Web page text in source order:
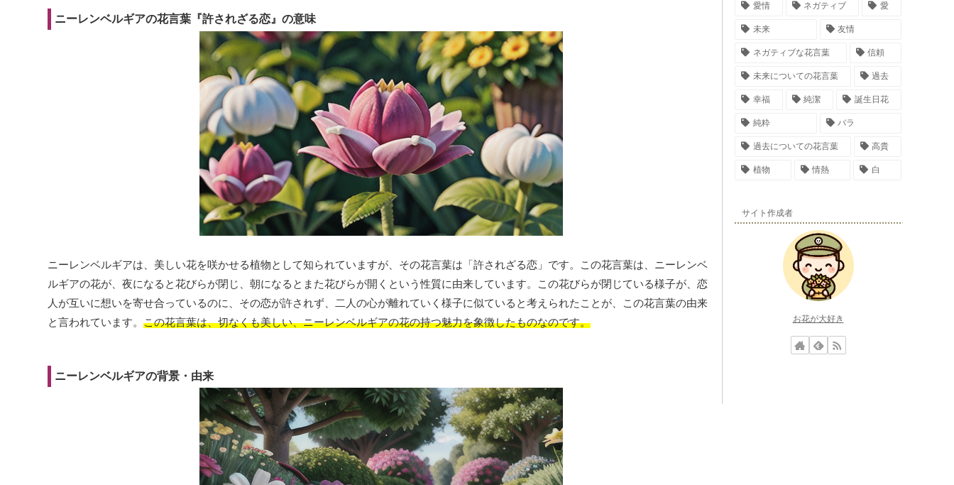
ニーレンベルギアの花言葉『許されざる恋』の意味
ニーレンベルギアは、美しい花を咲かせる植物として知られていますが、その花言葉は「許されざる恋」です。この花言葉は、ニーレンベ
ルギアの花が、夜になると花びらが閉じ、朝になるとまた花びらが開くという性質に由来しています。この花びらが閉じている様子が、恋
人が互いに想いを寄せ合っているのに、その恋が許されず、二人の心が離れていく様子に似ていると考えられたことが、この花言葉の由来
と言われています。 この花言葉は、切なくも美しい、ニーレンベルギアの花の持つ魅力を象徴したものなのです。
ニーレンベルギアの背景・由来
愛情 ネガティブ 愛
未来 友情
ネガティブな花言葉 信頼
未来についての花言葉 過去
幸福 純潔 誕生日花
純粋 バラ
過去についての花言葉 高貴
植物 情熱 白
サイト作成者
お花が大好き